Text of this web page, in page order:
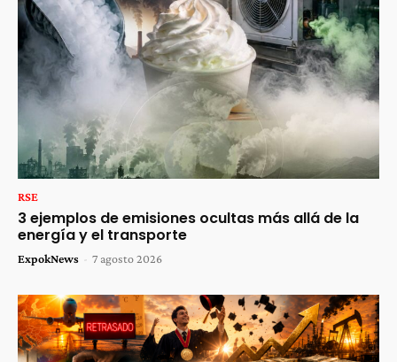
RSE
3 ejemplos de emisiones ocultas más allá de la
energía y el transporte
ExpokNews - 7 agosto 2026